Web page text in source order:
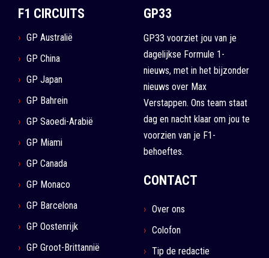
F1 CIRCUITS
GP Australië
GP China
GP Japan
GP Bahrein
GP Saoedi-Arabië
GP Miami
GP Canada
GP Monaco
GP Barcelona
GP Oostenrijk
GP Groot-Brittannië
GP33
GP33 voorziet jou van je
dagelijkse Formule 1-
nieuws, met in het bijzonder
nieuws over Max
Verstappen. Ons team staat
dag en nacht klaar om jou te
voorzien van je F1-
behoeftes.
CONTACT
Over ons
Colofon
Tip de redactie